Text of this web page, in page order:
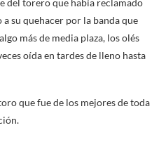
del torero que había reclamado
su quehacer por la banda que
más de media plaza, los olés
oída en tardes de lleno hasta
que fue de los mejores de toda